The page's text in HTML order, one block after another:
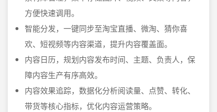
方便快速调用。
智能分发，一键同步至淘宝直播、微淘、猜你喜
欢、短视频等内容渠道，提升内容覆盖面。
内容日历，规划内容发布时间、主题、负责人，保
障内容生产有序高效。
内容效果追踪，数据化分析阅读量、点赞、转化、
带货等核心指标，优化内容运营策略。